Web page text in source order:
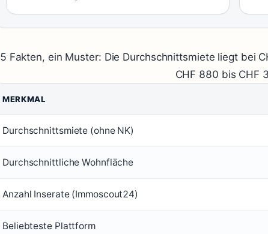
5 Fakten, ein Muster: Die Durchschnittsmiete liegt bei
CHF 880 bis CHF
MERKMAL
Durchschnittsmiete (ohne NK)
Durchschnittliche Wohnfläche
Anzahl Inserate (Immoscout24)
Beliebteste Plattform